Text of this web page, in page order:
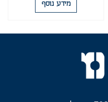
מידע נוסף